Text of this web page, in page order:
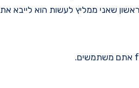
שאני ממליץ לעשות הוא לייבא את